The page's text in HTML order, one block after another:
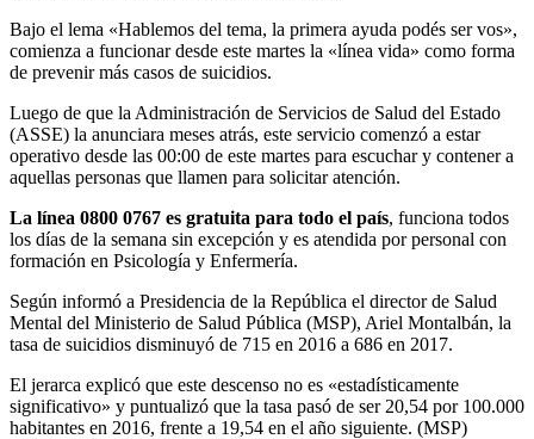
Bajo el lema «Hablemos del tema, la primera ayuda podés ser vos»,
comienza a funcionar desde este martes la «línea vida» como forma
de prevenir más casos de suicidios.
Luego de que la Administración de Servicios de Salud del Estado
(ASSE) la anunciara meses atrás, este servicio comenzó a estar
operativo desde las 00:00 de este martes para escuchar y contener a
aquellas personas que llamen para solicitar atención.
La línea 0800 0767 es gratuita para todo el país, funciona todos
los días de la semana sin excepción y es atendida por personal con
formación en Psicología y Enfermería.
Según informó a Presidencia de la República el director de Salud
Mental del Ministerio de Salud Pública (MSP), Ariel Montalbán, la
tasa de suicidios disminuyó de 715 en 2016 a 686 en 2017.
El jerarca explicó que este descenso no es «estadísticamente
significativo» y puntualizó que la tasa pasó de ser 20,54 por 100.000
habitantes en 2016, frente a 19,54 en el año siguiente. (MSP)